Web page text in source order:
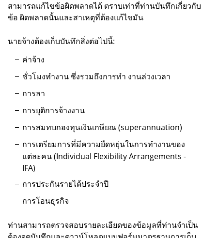
สามารถแก้ไขข้อผิดพลาดได้ ตราบเท่าที่ท่านบันทึกเกี่ยวกับ
ข้อ ผิดพลาดนั้นและสาเหตุที่ต้องแก้ไขมัน
นายจ้างต้องเก็บบันทึกสิ่งต่อไปนี้:
ค่าจ้าง
ชั่วโมงทำงาน ซึ่งรวมถึงการทำ งานล่วงเวลา
การลา
การยุติการจ้างงาน
การสมทบกองทุนเงินเกษียณ (superannuation)
การเตรียมการที่มีความยืดหยุ่นในการทำงานของ
แต่ละคน (Individual Flexibility Arrangements -
IFA)
การประกันรายได้ประจำปี
การโอนธุรกิจ
ท่านสามารถตรวจสอบรายละเอียดของข้อมูลที่ท่านจำเป็น